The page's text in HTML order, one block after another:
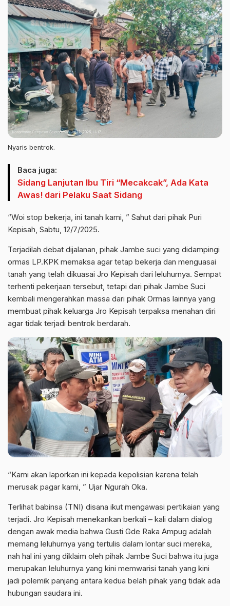
Nyaris bentrok.
Baca juga:
Sidang Lanjutan Ibu Tiri “Mecakcak”, Ada Kata
Awas! dari Pelaku Saat Sidang
“Woi stop bekerja, ini tanah kami, ” Sahut dari pihak Puri
Kepisah, Sabtu, 12/7/2025.
Terjadilah debat dijalanan, pihak Jambe suci yang didampingi
ormas LP.KPK memaksa agar tetap bekerja dan menguasai
tanah yang telah dikuasai Jro Kepisah dari leluhurnya. Sempat
terhenti pekerjaan tersebut, tetapi dari pihak Jambe Suci
kembali mengerahkan massa dari pihak Ormas lainnya yang
membuat pihak keluarga Jro Kepisah terpaksa menahan diri
agar tidak terjadi bentrok berdarah.
“Kami akan laporkan ini kepada kepolisian karena telah
merusak pagar kami, ” Ujar Ngurah Oka.
Terlihat babinsa (TNI) disana ikut mengawasi pertikaian yang
terjadi. Jro Kepisah menekankan berkali – kali dalam dialog
dengan awak media bahwa Gusti Gde Raka Ampug adalah
memang leluhurnya yang tertulis dalam lontar suci mereka,
nah hal ini yang diklaim oleh pihak Jambe Suci bahwa itu juga
merupakan leluhurnya yang kini memwarisi tanah yang kini
jadi polemik panjang antara kedua belah pihak yang tidak ada
hubungan saudara ini.